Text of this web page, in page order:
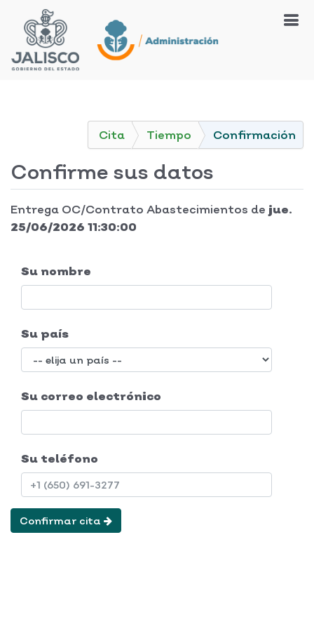
Cita Tiempo Confirmación
Confirme sus datos
Entrega OC/Contrato Abastecimientos de jue.
25/06/2026 11:30:00
Su nombre
Su país
Su correo electrónico
Su teléfono
Confirmar cita